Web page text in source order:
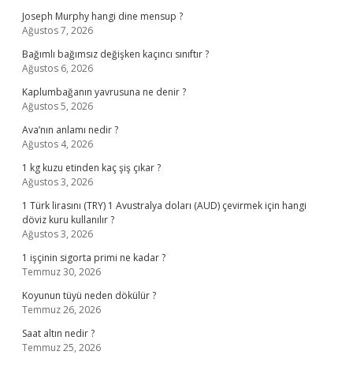
Joseph Murphy hangi dine mensup ?
Ağustos 7, 2026
Bağımlı bağımsız değişken kaçıncı sınıftır ?
Ağustos 6, 2026
Kaplumbağanın yavrusuna ne denir ?
Ağustos 5, 2026
Ava’nın anlamı nedir ?
Ağustos 4, 2026
1 kg kuzu etinden kaç şiş çıkar ?
Ağustos 3, 2026
1 Türk lirasını (TRY) 1 Avustralya doları (AUD) çevirmek için hangi
döviz kuru kullanılır ?
Ağustos 3, 2026
1 işçinin sigorta primi ne kadar ?
Temmuz 30, 2026
Koyunun tüyü neden dökülür ?
Temmuz 26, 2026
Saat altın nedir ?
Temmuz 25, 2026